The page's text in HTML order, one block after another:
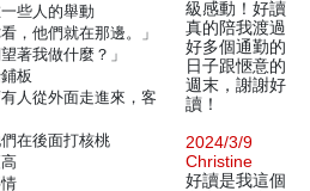
些人的舉動
，他們就在那邊。」
著我做什麼？」
板
人從外面走進來，客
在後面打核桃
級感動！好讀
真的陪我渡過
好多個通勤的
日子跟愜意的
週末，謝謝好
讀！
2024/3/9
Christine
好讀是我這個